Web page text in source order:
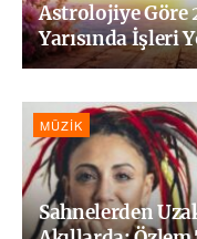
Astrolojiye Göre
Yarısında İşleri
MÜZIK
Sahnelerden